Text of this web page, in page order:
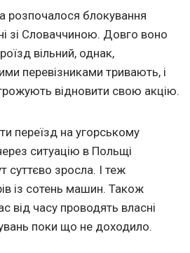
розпочалося блокування
зі Словаччиною. Довго воно
вільний, однак,
перевізниками тривають, і
відновити свою акцію.
переїзд на угорському
ситуацію в Польщі
суттєво зросла. І теж
із сотень машин. Також
від часу проводять власні
поки що не доходило.